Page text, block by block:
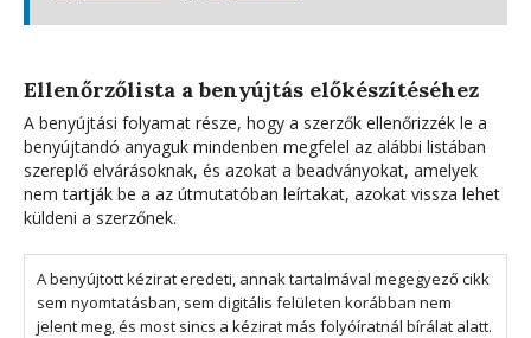
Ellenőrzőlista a benyújtás előkészítéséhez
A benyújtási folyamat része, hogy a szerzők ellenőrizzék le a
benyújtandó anyaguk mindenben megfelel az alábbi listában
szereplő elvárásoknak, és azokat a beadványokat, amelyek
nem tartják be a az útmutatóban leírtakat, azokat vissza lehet
küldeni a szerzőnek.
A benyújtott kézirat eredeti, annak tartalmával megegyező cikk
sem nyomtatásban, sem digitális felületen korábban nem
jelent meg, és most sincs a kézirat más folyóíratnál bírálat alatt.